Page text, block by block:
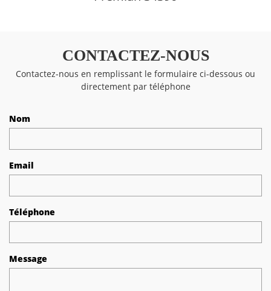
CONTACTEZ-NOUS
Contactez-nous en remplissant le formulaire ci-dessous ou
directement par téléphone
Nom
Email
Téléphone
Message